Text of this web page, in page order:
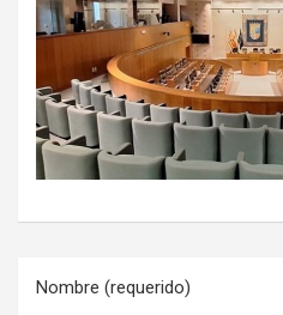
Nombre (requerido)